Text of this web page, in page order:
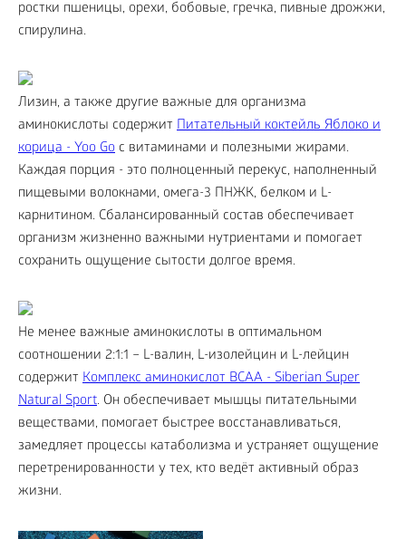
ростки пшеницы, орехи, бобовые, гречка, пивные дрожжи,
спирулина.
Лизин, а также другие важные для организма
аминокислоты содержит Питательный коктейль Яблоко и
корица - Yoo Gо с витаминами и полезными жирами.
Каждая порция - это полноценный перекус, наполненный
пищевыми волокнами, омега-3 ПНЖК, белком и L-
карнитином. Сбалансированный состав обеспечивает
организм жизненно важными нутриентами и помогает
сохранить ощущение сытости долгое время.
Не менее важные аминокислоты в оптимальном
соотношении 2:1:1 – L-валин, L-изолейцин и L-лейцин
содержит Комплекс аминокислот BCAA - Siberian Super
Natural Sport. Он обеспечивает мышцы питательными
веществами, помогает быстрее восстанавливаться,
замедляет процессы катаболизма и устраняет ощущение
перетренированности у тех, кто ведёт активный образ
жизни.